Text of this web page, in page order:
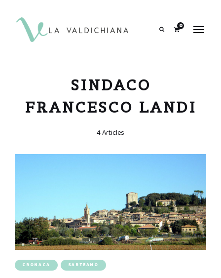
0
SINDACO
FRANCESCO LANDI
4 Articles
CRONACA SARTEANO